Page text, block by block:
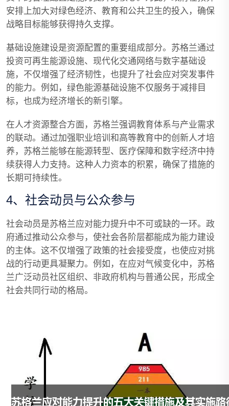
安排上加大对绿色经济、教育和公共卫生的投入，确保
战略目标能够获得持久支撑。
基础设施建设是资源配置的重要组成部分。苏格兰通过
投资可再生能源设施、现代化交通网络与数字基础设
施，不仅增强了经济韧性，也提升了社会应对突发事件
的能力。例如，绿色能源基础设施不仅服务于减排目
标，也成为经济增长的新引擎。
在人才资源整合方面，苏格兰强调教育体系与产业需求
的联动。通过加强职业培训和高等教育中的创新人才培
养，苏格兰能够在能源转型、医疗保障和数字经济中持
续获得人力支持。这种人力资本的积累，确保了措施的
长期可持续性。
4、社会动员与公众参与
社会动员是苏格兰应对能力提升中不可或缺的一环。政
府通过推动公众参与，使社会各阶层都能成为能力建设
的主体。这不仅增强了政策的社会接受度，也使应对挑
战的行动更具凝聚力。例如，在应对气候变化中，苏格
兰广泛动员社区组织、非政府机构与普通公民，形成全
社会共同行动的格局。